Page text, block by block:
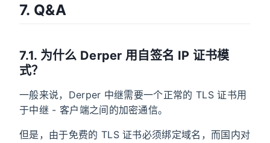
7. Q&A
7.1. 为什么 Derper 用自签名 IP 证书模
式？
一般来说，Derper 中继需要一个正常的 TLS 证书用
于中继 - 客户端之间的加密通信。
但是，由于免费的 TLS 证书必须绑定域名，而国内对